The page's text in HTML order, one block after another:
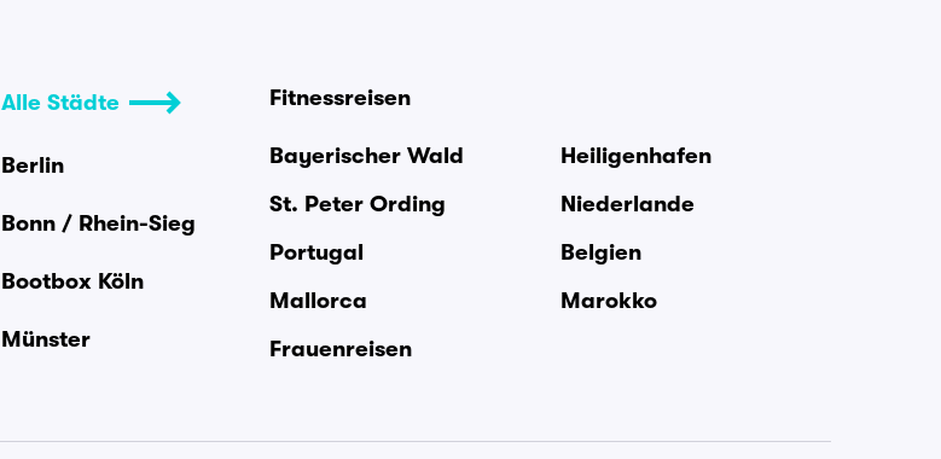
Alle Städte
Berlin
Bonn / Rhein-Sieg
Bootbox Köln
Münster
Fitnessreisen
Bayerischer Wald
Heiligenhafen
St. Peter Ording
Niederlande
Portugal
Belgien
Mallorca
Marokko
Frauenreisen